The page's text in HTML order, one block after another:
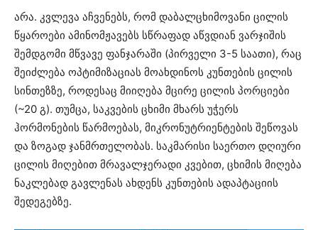
არა. კვლევა აჩვენებს, რომ დაბალცხიმოვანი ცილის
წყაროები ამინომჟავებს სწრაფად აწვდიან ვარჯიშის
შემდგომი მწვავე ფანჯარაში (პირველი 3-5 საათი), რაც
შეიძლება ოპტიმიზაციას მოახდინოს კუნთების ცილის
სინთეზზე, როდესაც მიიღება მცირე ცილის პორციები
(~20 გ). თუმცა, საკვების ცხიმი მხარს უჭერს
ჰორმონების წარმოებას, მიკრონუტრიენტების შეწოვას
და ზოგად ჯანმრთელობას. საკმარისი საერთო დღიური
ცილის მიღებით მრავალჯერადი კვებით, ცხიმის მიღება
ნაკლებად გავლენას ახდენს კუნთების ადაპტაციის
შედეგებზე.